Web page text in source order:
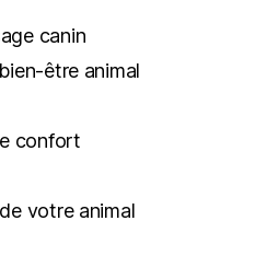
canin
être animal
confort
votre animal